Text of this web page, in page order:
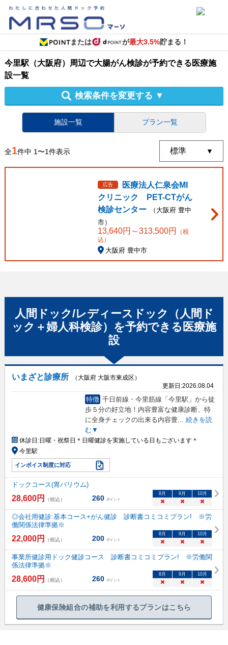
または が最大3.5%貯まる！
今里駅（大阪府）周辺で大腸がん検診が予約できる医療施
設一覧
検索条件を変更する ▼
施設一覧 プラン一覧
全1件中 1〜1件表示
広告
医療法人仁泉会MI
クリニック PET-CTがん
検診センター
（ 大阪府 豊中
市）
13,640円～313,500円
（税
込）
大阪府 豊中市
人間ドック/レディースドック（人間ド
ック＋婦人科検診） を予約できる 医療施
設
いまざと診療所
（大阪府 大阪市東成区）
更新日:2026.08.04
特徴 千日前線・今里筋線「今里駅」から徒
歩５分の好立地！内容豊富な健康診断、特
に全身チェックの出来る内容豊... 続きを読
む▼
休診日:日曜・祝祭日＊日曜健診を実施している日もございます＊
今里駅
インボイス制度に対応
ドックコース(胃バリウム)
28,600円 （税込） 260 ポイント
8月 9月 10月
× × ×
◎会社用健診:基本コース+がん健診 診断書コミコミプラン! ※労
働関係法律準拠※
22,000円 （税込） 200 ポイント
8月 9月 10月
× × ×
事業所健診用ドック健診コース 診断書コミコミプラン! ※労働関
係法律準拠※
28,600円 （税込） 260 ポイント
8月 9月 10月
× × ×
健康保険組合の補助を利用するプランはこちら